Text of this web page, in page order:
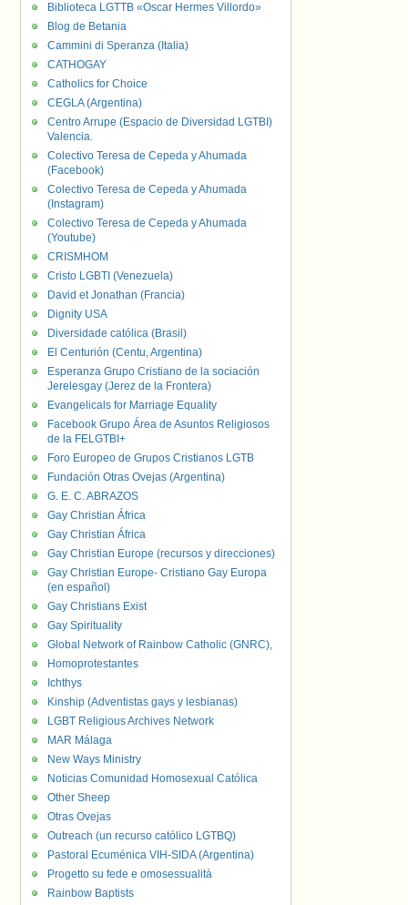
Biblioteca LGTTB «Oscar Hermes Villordo»
Blog de Betania
Cammini di Speranza (Italia)
CATHOGAY
Catholics for Choice
CEGLA (Argentina)
Centro Arrupe (Espacio de Diversidad LGTBI)
Valencia.
Colectivo Teresa de Cepeda y Ahumada
(Facebook)
Colectivo Teresa de Cepeda y Ahumada
(Instagram)
Colectivo Teresa de Cepeda y Ahumada
(Youtube)
CRISMHOM
Cristo LGBTI (Venezuela)
David et Jonathan (Francia)
Dignity USA
Diversidade católica (Brasil)
El Centurión (Centu, Argentina)
Esperanza Grupo Cristiano de la sociación
Jerelesgay (Jerez de la Frontera)
Evangelicals for Marriage Equality
Facebook Grupo Área de Asuntos Religiosos
de la FELGTBI+
Foro Europeo de Grupos Cristianos LGTB
Fundación Otras Ovejas (Argentina)
G. E. C. ABRAZOS
Gay Christian África
Gay Christian África
Gay Christian Europe (recursos y direcciones)
Gay Christian Europe- Cristiano Gay Europa
(en español)
Gay Christians Exist
Gay Spirituality
Global Network of Rainbow Catholic (GNRC),
Homoprotestantes
Ichthys
Kinship (Adventistas gays y lesbianas)
LGBT Religious Archives Network
MAR Málaga
New Ways Ministry
Noticias Comunidad Homosexual Católica
Other Sheep
Otras Ovejas
Outreach (un recurso católico LGTBQ)
Pastoral Ecuménica VIH-SIDA (Argentina)
Progetto su fede e omosessualità
Rainbow Baptists